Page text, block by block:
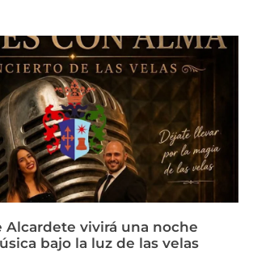
Alcardete vivirá una noche
bajo la luz de las velas